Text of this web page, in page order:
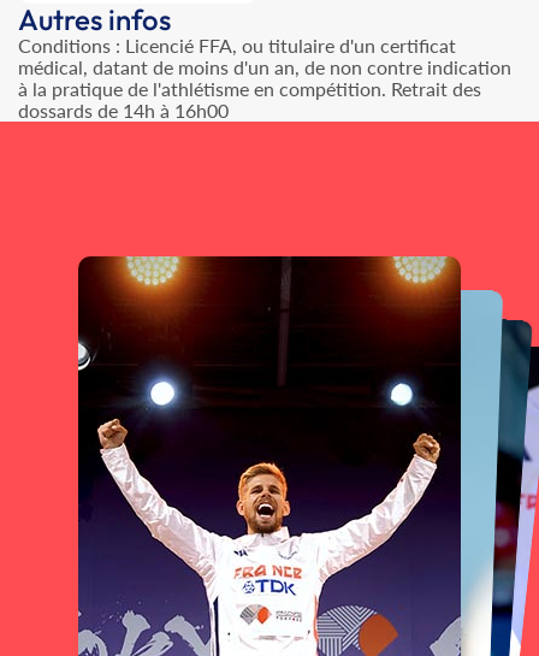
Autres infos
Conditions : Licencié FFA, ou titulaire d'un certificat
médical, datant de moins d'un an, de non contre indication
à la pratique de l'athlétisme en compétition. Retrait des
dossards de 14h à 16h00